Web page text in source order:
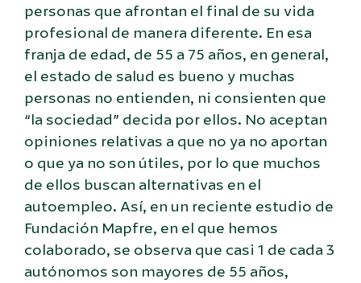
personas que afrontan el final de su vida
profesional de manera diferente. En esa
franja de edad, de 55 a 75 años, en general,
el estado de salud es bueno y muchas
personas no entienden, ni consienten que
“la sociedad” decida por ellos. No aceptan
opiniones relativas a que no ya no aportan
o que ya no son útiles, por lo que muchos
de ellos buscan alternativas en el
autoempleo. Así, en un reciente estudio de
Fundación Mapfre, en el que hemos
colaborado, se observa que casi 1 de cada 3
autónomos son mayores de 55 años,